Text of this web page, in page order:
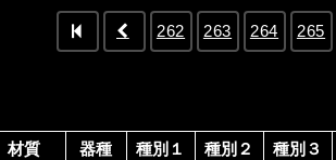
262 263 264 265
材質 器種 種別１ 種別２ 種別３